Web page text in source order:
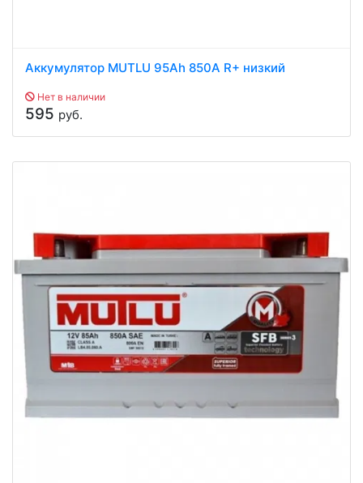
Аккумулятор MUTLU 95Ah 850A R+ низкий
Нет в наличии
595 руб.